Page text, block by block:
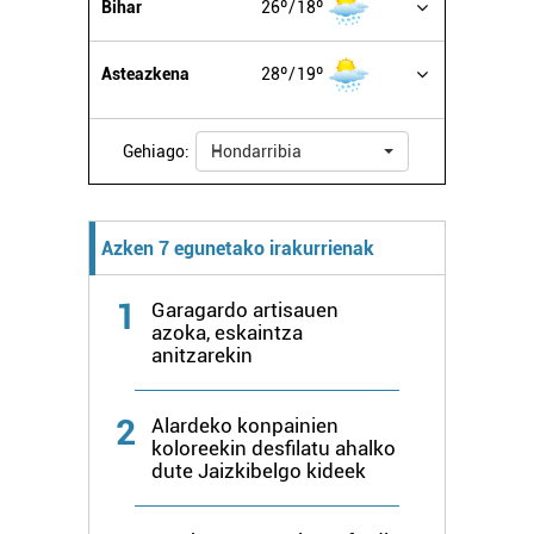
datuen atalean. Edozein unetan alda edo ken dezakezu
zure baimena Cookieen adierazpenean.
fitxategiak erabiltzen ditu. Zure esperientzia eta
zerbitzuak hobetzeko asmoz, cookie teknologiaz
erabiltzeko baimen esplizitua ematen diguzu.Gehiago
Bihar 26º 18º
Asteazkena 28º 19º
Gehiago: Hondarribia
Azken 7 egunetako irakurrienak
1
Garagardo artisauen
azoka, eskaintza
anitzarekin
2
Alardeko konpainien
koloreekin desfilatu ahalko
dute Jaizkibelgo kideek